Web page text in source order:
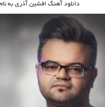
دانلود آهنگ افشین آذری به